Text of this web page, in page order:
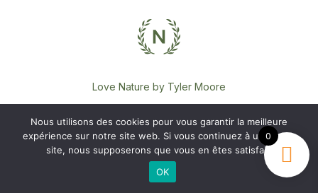
Love Nature by Tyler Moore
0
Nous utilisons des cookies pour vous garantir la meilleure
expérience sur notre site web. Si vous continuez à utiliser ce
site, nous supposerons que vous en êtes satisfait.
OK